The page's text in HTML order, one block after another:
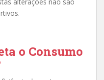
o Consumo